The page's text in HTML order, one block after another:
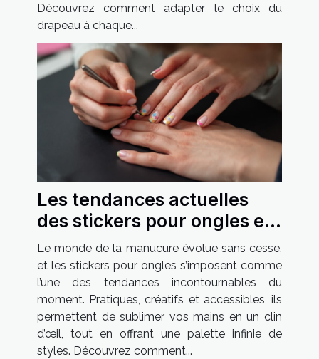
Découvrez comment adapter le choix du
drapeau à chaque...
Les tendances actuelles
des stickers pour ongles et
comment les adopter
Le monde de la manucure évolue sans cesse,
et les stickers pour ongles s’imposent comme
l’une des tendances incontournables du
moment. Pratiques, créatifs et accessibles, ils
permettent de sublimer vos mains en un clin
d’œil, tout en offrant une palette infinie de
styles. Découvrez comment...